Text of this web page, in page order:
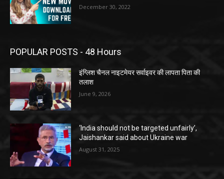
December 30, 2022
POPULAR POSTS - 48 Hours
इंग्लिश चैनल नाइटमेयर सर्वाइवर की लापता पिता की
तलाश
June 9, 2026
‘India should not be targeted unfairly’,
Jaishankar said about Ukraine war
August 31, 2025